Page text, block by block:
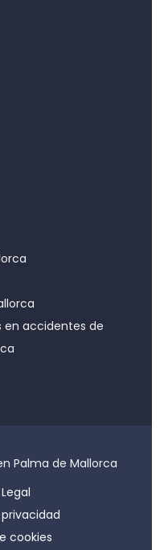
en accidentes de
Palma de Mallorca
cookies